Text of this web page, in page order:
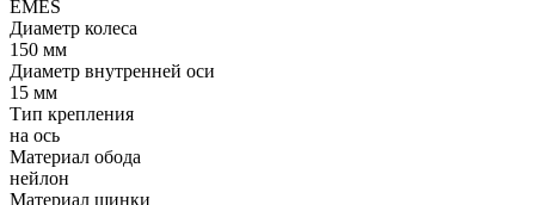
EMES
Диаметр колеса
150 мм
Диаметр внутренней оси
15 мм
Тип крепления
на ось
Материал обода
нейлон
Материал шинки